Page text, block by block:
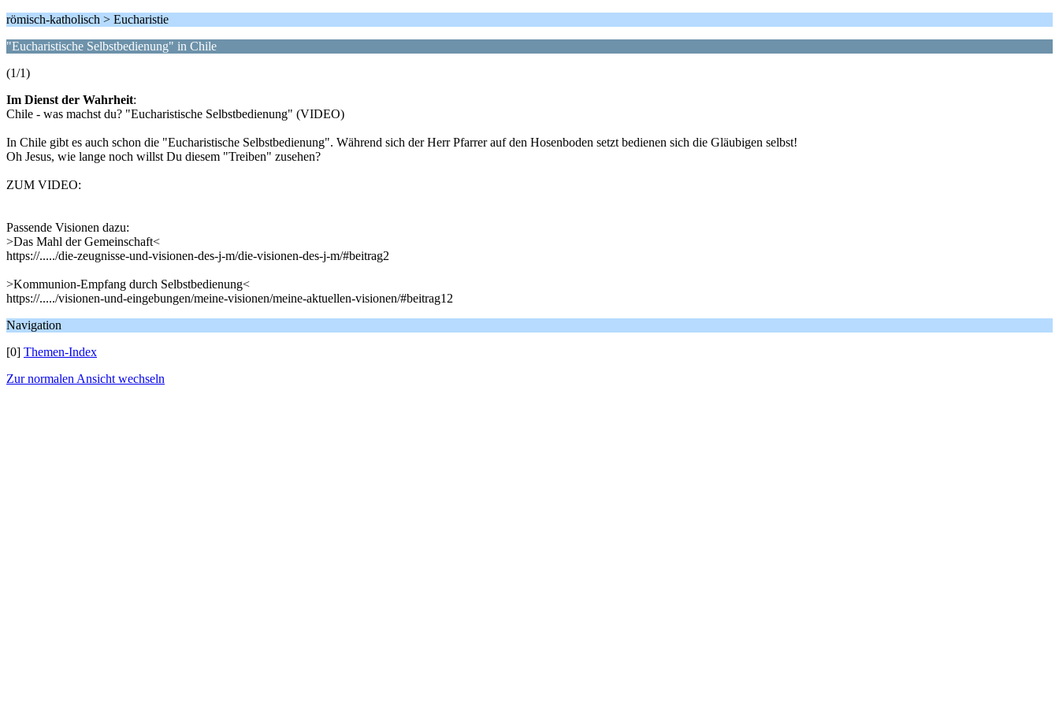
römisch-katholisch > Eucharistie
"Eucharistische Selbstbedienung" in Chile
(1/1)
Im Dienst der Wahrheit:
Chile - was machst du? "Eucharistische Selbstbedienung" (VIDEO)
In Chile gibt es auch schon die "Eucharistische Selbstbedienung". Während sich der Herr Pfarrer auf den Hosenboden setzt bedienen sich die Gläubigen selbst!
Oh Jesus, wie lange noch willst Du diesem "Treiben" zusehen?
ZUM VIDEO:
Passende Visionen dazu:
>Das Mahl der Gemeinschaft<
https://...../die-zeugnisse-und-visionen-des-j-m/die-visionen-des-j-m/#beitrag2
>Kommunion-Empfang durch Selbstbedienung<
https://...../visionen-und-eingebungen/meine-visionen/meine-aktuellen-visionen/#beitrag12
Navigation
[0] Themen-Index
Zur normalen Ansicht wechseln